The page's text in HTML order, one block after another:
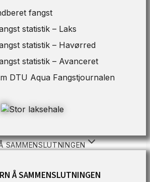
fangst
statistik – Laks
statistik – Havørred
statistik – Avanceret
DTU Aqua Fangstjournalen
SAMMENSLUTNINGEN
Å SAMMENSLUTNINGEN